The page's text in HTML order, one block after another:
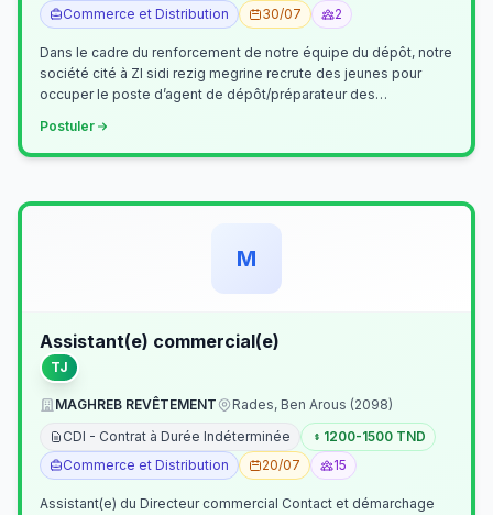
Commerce et Distribution
30/07 2
Dans le cadre du renforcement de notre équipe du dépôt, notre
société cité à ZI sidi rezig megrine recrute des jeunes pour
occuper le poste d’agent de dépôt/préparateur des
Postuler
M
Assistant(e) commercial(e)
TJ
MAGHREB REVÊTEMENT
Rades, Ben Arous (2098)
CDI - Contrat à Durée Indéterminée
1200-1500 TND
Commerce et Distribution
20/07 15
Assistant(e) du Directeur commercial Contact et démarchage